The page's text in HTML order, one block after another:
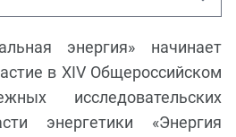
энергия» начинает
в XIV Общероссийском
исследовательских
энергетики «Энергия